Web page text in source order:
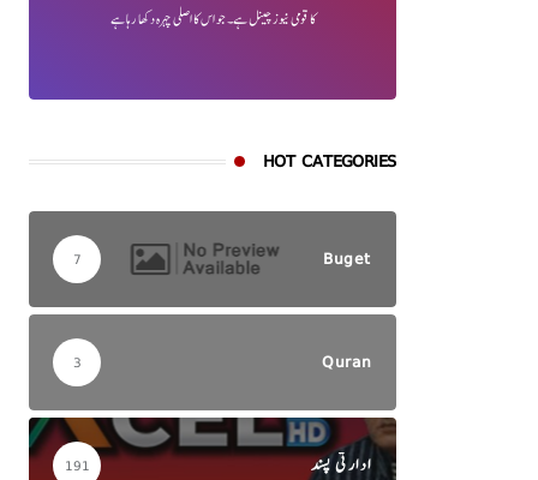
کا قومی نیوز چینل ہے۔ جو اس کا اصلی چہرہ دکھا رہا ہے
HOT CATEGORIES
Buget
7
Quran
3
ادارتی پسند 191